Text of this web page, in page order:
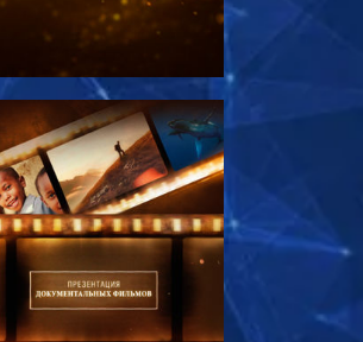
СМОТРЕТЬ ПЕРЕДАЧИ